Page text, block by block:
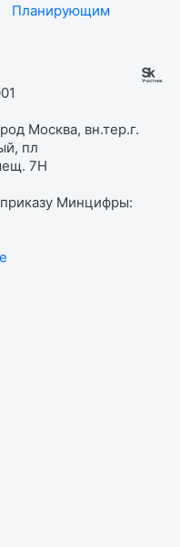
Планирующим
Москва, вн.тер.г.
пл
7Н
Минцифры: